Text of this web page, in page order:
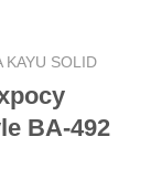
KAYU SOLID
BA-492